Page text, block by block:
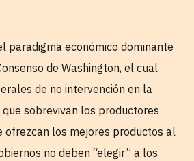
paradigma económico dominante
de Washington, el cual
de no intervención en la
que sobrevivan los productores
ofrezcan los mejores productos al
no deben “elegir” a los